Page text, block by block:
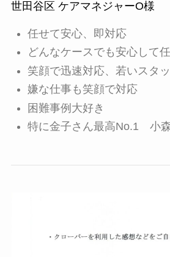
世田谷区 ケアマネジャーO様
任せて安心、即対応
どんなケースでも安心して
笑顔で迅速対応、若いスタ
嫌な仕事も笑顔で対応
困難事例大好き
特に金子さん最高No.1 小